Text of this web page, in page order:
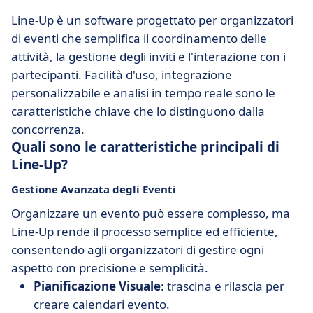
Line-Up è un software progettato per organizzatori
di eventi che semplifica il coordinamento delle
attività, la gestione degli inviti e l'interazione con i
partecipanti. Facilità d'uso, integrazione
personalizzabile e analisi in tempo reale sono le
caratteristiche chiave che lo distinguono dalla
concorrenza.
Quali sono le caratteristiche principali di
Line-Up?
Gestione Avanzata degli Eventi
Organizzare un evento può essere complesso, ma
Line-Up rende il processo semplice ed efficiente,
consentendo agli organizzatori di gestire ogni
aspetto con precisione e semplicità.
Pianificazione Visuale: trascina e rilascia per
creare calendari evento.